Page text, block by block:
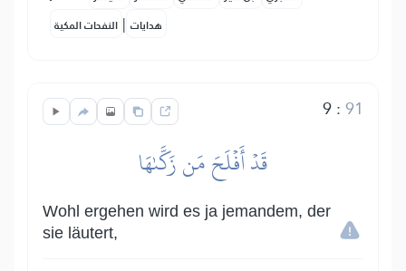
النفحات المكية | هدايات
9:91
قَدۡ أَفۡلَحَ مَن زَكَّىٰهَا
Wohl ergehen wird es ja jemandem, der
sie läutert,